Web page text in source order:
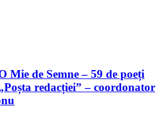
Mie de Semne – 59 de poeți
redacției” – coordonator